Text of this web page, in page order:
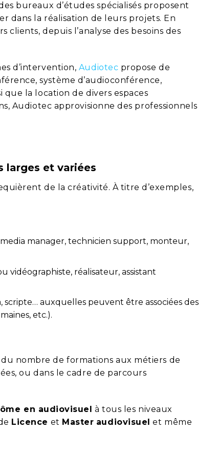
bureaux d’études spécialisés proposent
dans la réalisation de leurs projets. En
depuis l’analyse des besoins des
d’intervention, Audiotec propose de
système d’audioconférence,
la location de divers espaces
Audiotec approvisionne des professionnels
larges et variées
de la créativité. À titre d’exemples,
manager, technicien support, monteur,
vidéographiste, réalisateur, assistant
auxquelles peuvent être associées des
etc.).
nombre de formations aux métiers de
ou dans le cadre de parcours
en audiovisuel à tous les niveaux
Licence et Master audiovisuel et même